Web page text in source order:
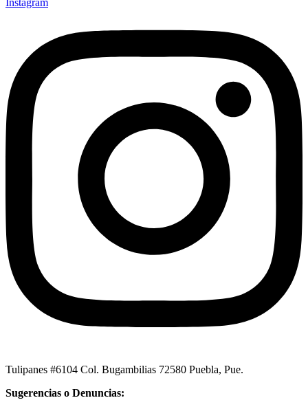
Instagram
Tulipanes #6104 Col. Bugambilias 72580 Puebla, Pue.
Sugerencias o Denuncias: